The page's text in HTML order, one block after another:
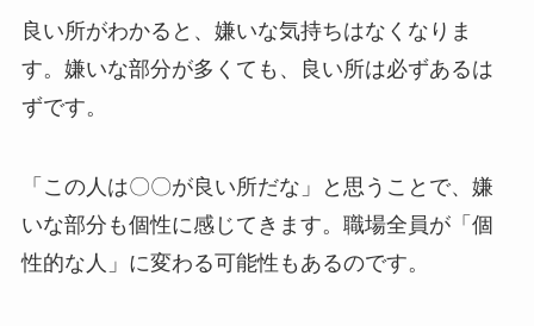
良い所がわかると、嫌いな気持ちはなくなりま
す。嫌いな部分が多くても、良い所は必ずあるは
ずです。
「この人は〇〇が良い所だな」と思うことで、嫌
いな部分も個性に感じてきます。職場全員が「個
性的な人」に変わる可能性もあるのです。